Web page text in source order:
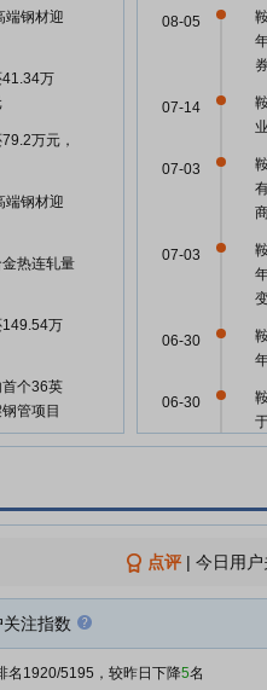
端钢材迎
万
万元，
端钢材迎
热连轧量
万
个36英
管项目
万
万
73.66万
08-05
07-14
07-03
07-03
06-30
06-30
05-30
点评| 今日用
关注指数
名 1920/5195，较昨日下降5名